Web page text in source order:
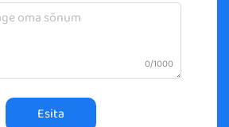
0/1000
Esita